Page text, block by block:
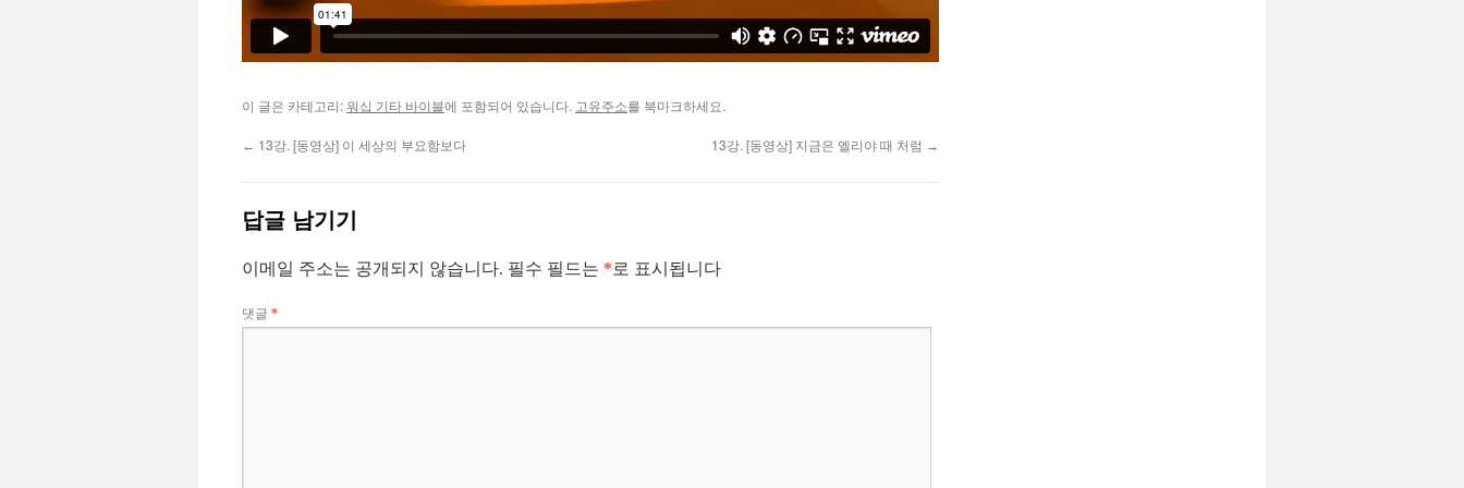
이 글은 카테고리:워십 기타 바이블에 포함되어 있습니다. 고유주소를 북마크하세요.
← 13강. [동영상] 이 세상의 부요함보다 13강. [동영상] 지금은 엘리야 때 처럼 →
답글 남기기
이메일 주소는 공개되지 않습니다. 필수 필드는 * 로 표시됩니다
댓글 *